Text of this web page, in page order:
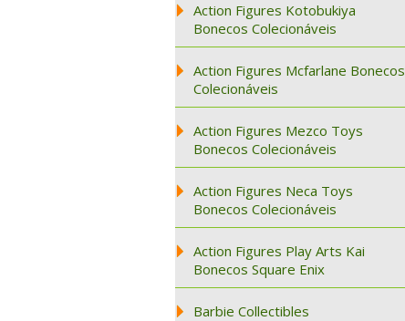
Action Figures Kotobukiya
Bonecos Colecionáveis
Action Figures Mcfarlane Bonecos
Colecionáveis
Action Figures Mezco Toys
Bonecos Colecionáveis
Action Figures Neca Toys
Bonecos Colecionáveis
Action Figures Play Arts Kai
Bonecos Square Enix
Barbie Collectibles